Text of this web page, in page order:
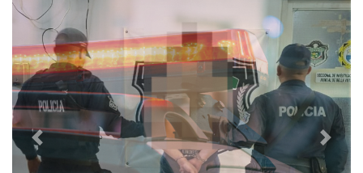
Previous Next